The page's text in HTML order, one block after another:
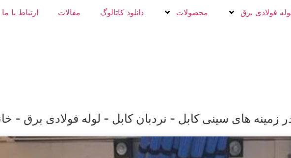
فولادی برق محصولات دانلود کاتالوگ مقالات ارتباط با ما
های سینی کابل - نردبان کابل - لوله فولادی برق -